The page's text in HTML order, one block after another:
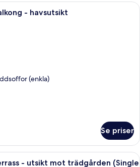
Ett bord med en vinflaska och två
- havsutsikt
(enkla)
Se priser
Ett modernt hotellrum med en
- utsikt mot trädgården (Single